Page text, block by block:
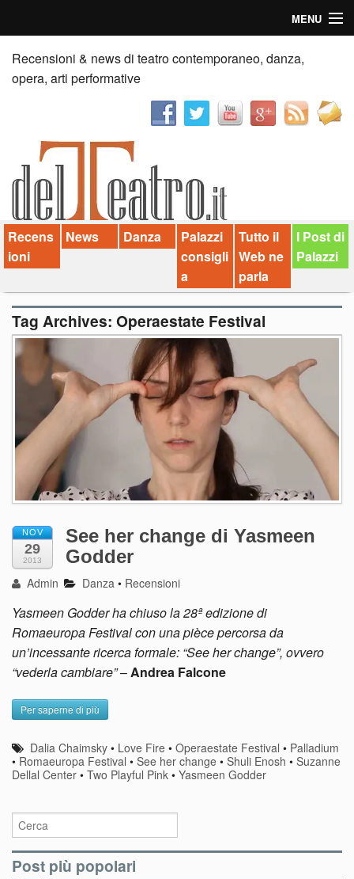
MENU
Home
Recensioni
News
Palazzi consiglia
Video
Chi siamo
Contatti
dT in English
Recensioni & news di teatro contemporaneo, danza,
opera, arti performative
Recens
ioni
News Danza
Palazzi
consigli
a
Tutto il
Web ne
parla
I Post di
Palazzi
Tag Archives: Operaestate Festival
NOV
29
2013
See her change di Yasmeen
Godder
Admin Danza • Recensioni
Yasmeen Godder ha chiuso la 28ª edizione di
Romaeuropa Festival con una pièce percorsa da
un’incessante ricerca formale: “See her change”, ovvero
“vederla cambiare”–Andrea Falcone
Per saperne di più
Dalia Chaimsky • Love Fire •Operaestate Festival • Palladium
• Romaeuropa Festival • See her change • Shuli Enosh • Suzanne
Dellal Center • Two Playful Pink • Yasmeen Godder
Post più popolari